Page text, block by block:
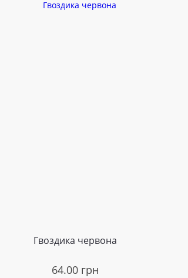
Гвоздика червона
64.00 грн